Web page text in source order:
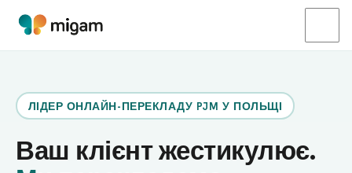
ЛІДЕР ОНЛАЙН-ПЕРЕКЛАДУ PJM У ПОЛЬЩІ
Ваш клієнт жестикулює.